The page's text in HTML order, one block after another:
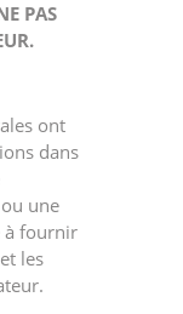
PAS
ont
dans
une
à fournir
les